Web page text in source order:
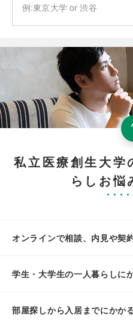
私立医療創生大学
らしお悩
オンラインで相談、内見や契
学生・大学生の一人暮らしに
部屋探しから入居までにかか